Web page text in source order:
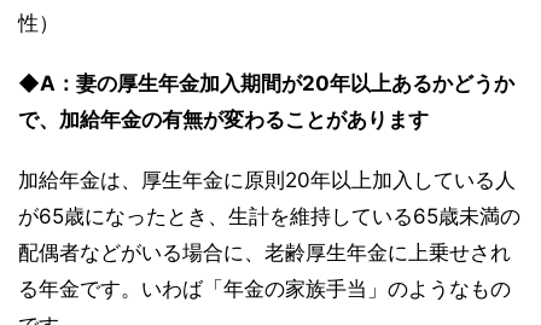
性）
◆A：妻の厚生年金加入期間が20年以上あるかどうか
で、加給年金の有無が変わることがあります
加給年金は、厚生年金に原則20年以上加入している人
が65歳になったとき、生計を維持している65歳未満の
配偶者などがいる場合に、老齢厚生年金に上乗せされ
る年金です。いわば「年金の家族手当」のようなもの